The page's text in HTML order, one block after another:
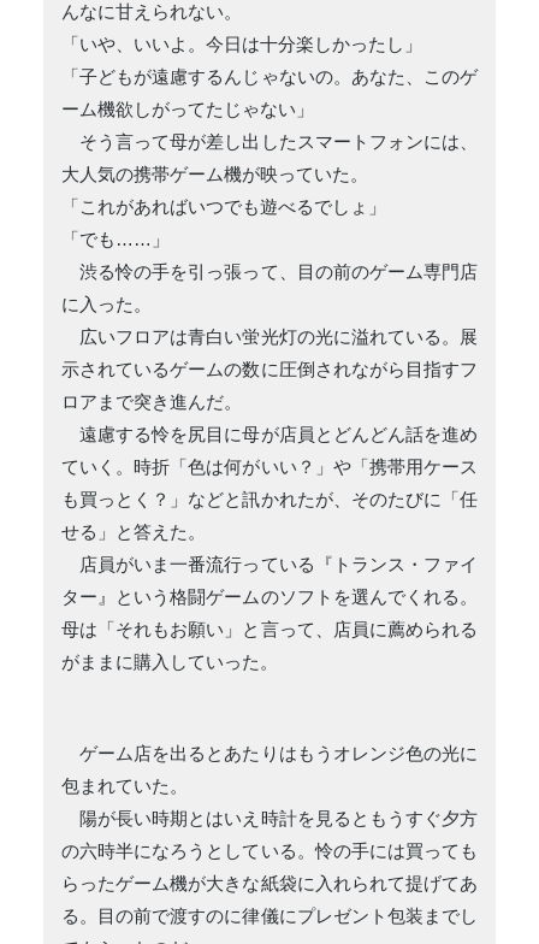
んなに甘えられない。
「いや、いいよ。今日は十分楽しかったし」
「子どもが遠慮するんじゃないの。あなた、このゲ
ーム機欲しがってたじゃない」
そう言って母が差し出したスマートフォンには、
大人気の携帯ゲーム機が映っていた。
「これがあればいつでも遊べるでしょ」
「でも……」
渋る怜の手を引っ張って、目の前のゲーム専門店
に入った。
広いフロアは青白い蛍光灯の光に溢れている。展
示されているゲームの数に圧倒されながら目指すフ
ロアまで突き進んだ。
遠慮する怜を尻目に母が店員とどんどん話を進め
ていく。時折「色は何がいい？」や「携帯用ケース
も買っとく？」などと訊かれたが、そのたびに「任
せる」と答えた。
店員がいま一番流行っている『トランス・ファイ
ター』という格闘ゲームのソフトを選んでくれる。
母は「それもお願い」と言って、店員に薦められる
がままに購入していった。
ゲーム店を出るとあたりはもうオレンジ色の光に
包まれていた。
陽が長い時期とはいえ時計を見るともうすぐ夕方
の六時半になろうとしている。怜の手には買っても
らったゲーム機が大きな紙袋に入れられて提げてあ
る。目の前で渡すのに律儀にプレゼント包装までし